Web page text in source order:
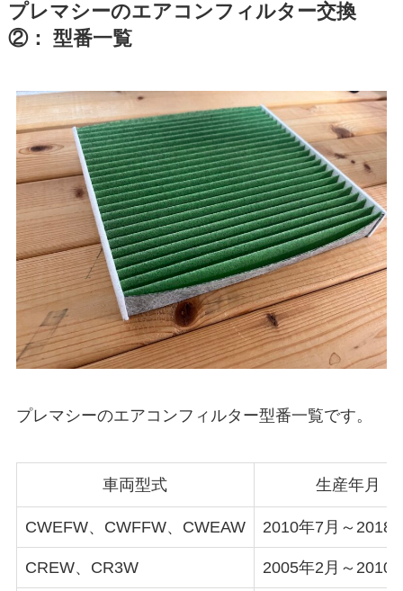
プレマシーのエアコンフィルター交換
②： 型番一覧
プレマシーのエアコンフィルター型番一覧です。
車両型式 生産年月
CWEFW、CWFFW、CWEAW 2010年7月～2018
CREW、CR3W 2005年2月～2010